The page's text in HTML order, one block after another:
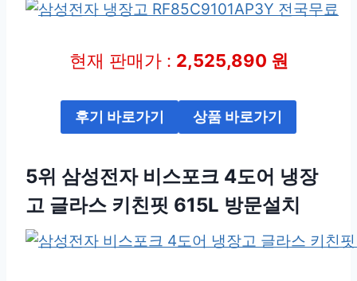
현재 판매가 : 2,525,890 원
후기 바로가기 상품 바로가기
5위 삼성전자 비스포크 4도어 냉장
고 글라스 키친핏 615L 방문설치